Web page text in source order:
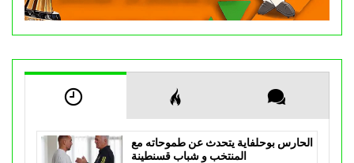
الحارس بوحلفاية يتحدث عن طموحاته مع
المنتخب و شباب قسنطينة